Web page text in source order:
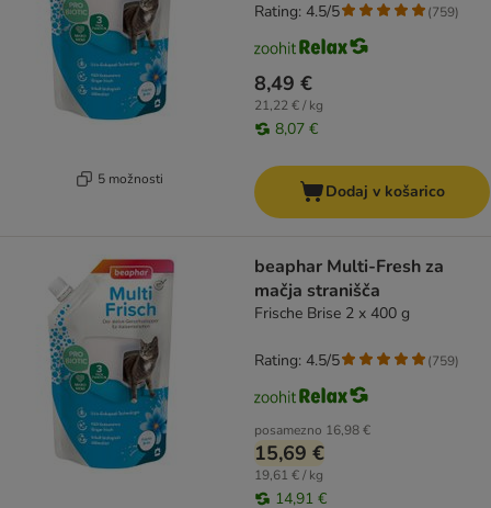
5 možnosti
8,49 €
21,22 € / kg
8,07 €
Rating: 4.5/5 (759)
Dodaj v košarico
beaphar Multi-Fresh za
mačja stranišča
Frische Brise 2 x 400 g
posamezno 16,98 €
15,69 €
19,61 € / kg
14,91 €
Rating: 4.5/5 (759)